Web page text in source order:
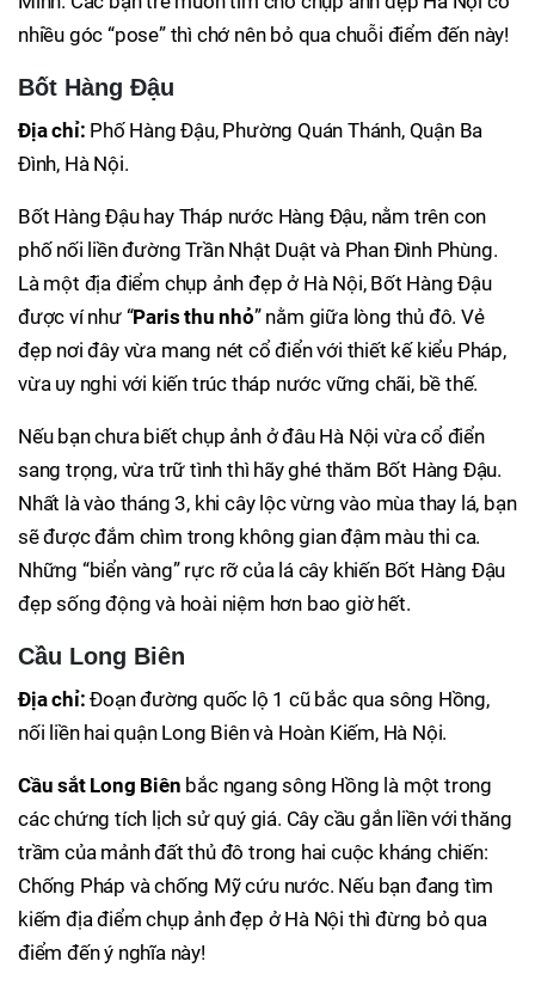
nhiều góc “pose” thì chớ nên bỏ qua chuỗi điểm đến này!
Bốt Hàng Đậu
Địa chỉ: Phố Hàng Đậu, Phường Quán Thánh, Quận Ba
Đình, Hà Nội.
Bốt Hàng Đậu hay Tháp nước Hàng Đậu, nằm trên con
phố nối liền đường Trần Nhật Duật và Phan Đình Phùng.
Là một địa điểm chụp ảnh đẹp ở Hà Nội, Bốt Hàng Đậu
được ví như “Paris thu nhỏ” nằm giữa lòng thủ đô. Vẻ
đẹp nơi đây vừa mang nét cổ điển với thiết kế kiểu Pháp,
vừa uy nghi với kiến trúc tháp nước vững chãi, bề thế.
Nếu bạn chưa biết chụp ảnh ở đâu Hà Nội vừa cổ điển
sang trọng, vừa trữ tình thì hãy ghé thăm Bốt Hàng Đậu.
Nhất là vào tháng 3, khi cây lộc vừng vào mùa thay lá, bạn
sẽ được đắm chìm trong không gian đậm màu thi ca.
Những “biển vàng” rực rỡ của lá cây khiến Bốt Hàng Đậu
đẹp sống động và hoài niệm hơn bao giờ hết.
Cầu Long Biên
Địa chỉ: Đoạn đường quốc lộ 1 cũ bắc qua sông Hồng,
nối liền hai quận Long Biên và Hoàn Kiếm, Hà Nội.
Cầu sắt Long Biên bắc ngang sông Hồng là một trong
các chứng tích lịch sử quý giá. Cây cầu gắn liền với thăng
trầm của mảnh đất thủ đô trong hai cuộc kháng chiến:
Chống Pháp và chống Mỹ cứu nước. Nếu bạn đang tìm
kiếm địa điểm chụp ảnh đẹp ở Hà Nội thì đừng bỏ qua
điểm đến ý nghĩa này!